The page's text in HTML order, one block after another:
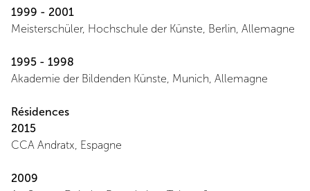
1999 - 2001
Meisterschüler, Hochschule der Künste, Berlin, Allemagne
1995 - 1998
Akademie der Bildenden Künste, Munich, Allemagne
Résidences
2015
CCA Andratx, Espagne
2009